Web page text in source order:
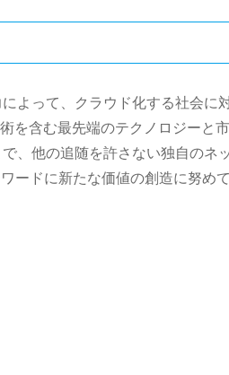
よって、クラウド化する社会に
を含む最先端のテクノロジーと市
、他の追随を許さない独自のネッ
ードに新たな価値の創造に努めて